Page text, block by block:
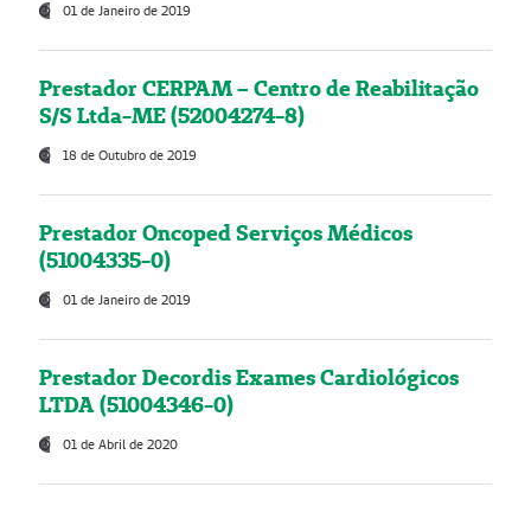
01 de Janeiro de 2019
Prestador CERPAM – Centro de Reabilitação
S/S Ltda-ME (52004274-8)
18 de Outubro de 2019
Prestador Oncoped Serviços Médicos
(51004335-0)
01 de Janeiro de 2019
Prestador Decordis Exames Cardiológicos
LTDA (51004346-0)
01 de Abril de 2020